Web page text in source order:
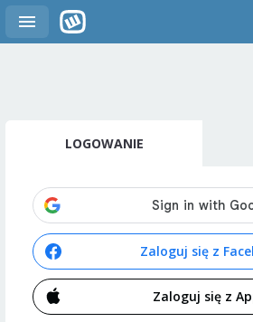
LOGOWANIE
Zaloguj się z
Zaloguj się z